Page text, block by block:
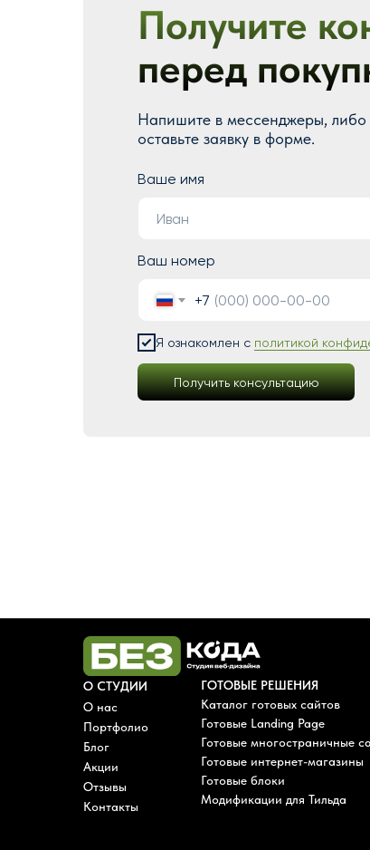
Получите
перед
Ваше имя
Ваш номер
+7
Я ознакомлен с политикой
Получить консультацию
Напишите в мессенджеры, либо
оставьте заявку в форме.
О СТУДИИ
О нас
Портфолио
Блог
Акции
Отзывы
Контакты
ГОТОВЫЕ РЕШЕНИЯ
Каталог готовых сайтов
Готовые Landing Page
Готовые многостраничные
Готовые интернет-магазины
Готовые блоки
Модификации для Тильда